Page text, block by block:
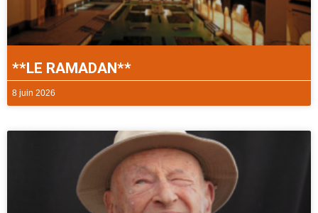
**LE RAMADAN**
8 juin 2026